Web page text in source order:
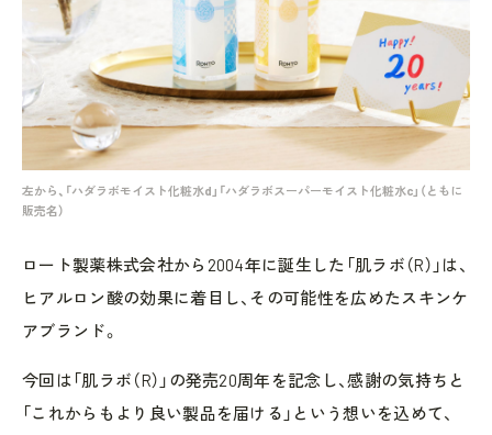
左から、「ハダラボモイスト化粧水d」「ハダラボスーパーモイスト化粧水c」（ともに
販売名）
ロート製薬株式会社から2004年に誕生した「肌ラボ（R）」は、
ヒアルロン酸の効果に着目し、その可能性を広めたスキンケ
アブランド。
今回は「肌ラボ（R）」の発売20周年を記念し、感謝の気持ちと
「これからもより良い製品を届ける」という想いを込めて、